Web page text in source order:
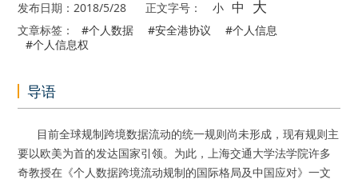
发布日期：2018/5/28 正文字号： 小 中 大
文章标签： #个人数据 #安全港协议
#个人信息
#个人信息权
导语
目前全球规制跨境数据流动的统一规则尚未形成，现有规则主
要以欧美为首的发达国家引领。为此，上海交通大学法学院许多
奇教授在《个人数据跨境流动规制的国际格局及中国应对》一文